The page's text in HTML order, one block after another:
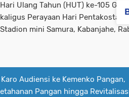
Ulang Tahun (HUT) ke-105
Perayaan Hari Pentakosta
mini Samura, Kabanjahe,
Audiensi ke Kemenko Pangan,
Pangan hingga